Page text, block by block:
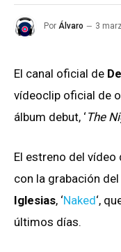
Por Álvaro 3
El canal oficial de
vídeoclip oficial de
álbum debut, ‘The
El estreno del vídeo
con la grabación
Iglesias, ‘Naked‘,
últimos días.